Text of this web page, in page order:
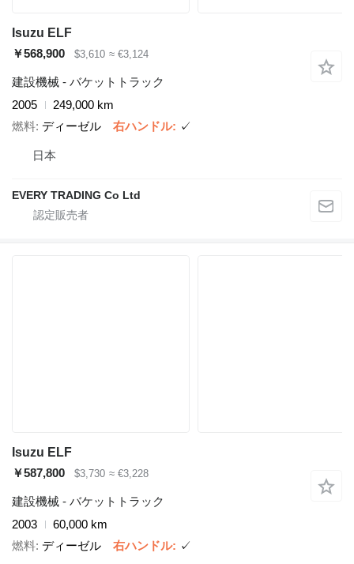
Isuzu ELF
￥568,900
$3,610 ≈ €3,124
建設機械 - バケットトラック
2005
249,000 km
燃料 ディーゼル 右ハンドル ✓
日本
EVERY TRADING Co Ltd
Isuzu ELF
￥587,800
$3,730 ≈ €3,228
建設機械 - バケットトラック
2003
60,000 km
燃料 ディーゼル 右ハンドル ✓